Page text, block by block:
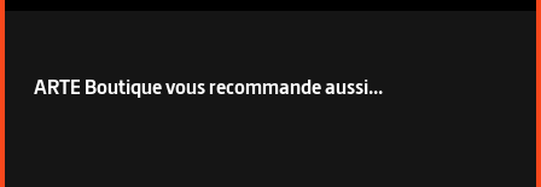
ARTE Boutique vous recommande aussi...